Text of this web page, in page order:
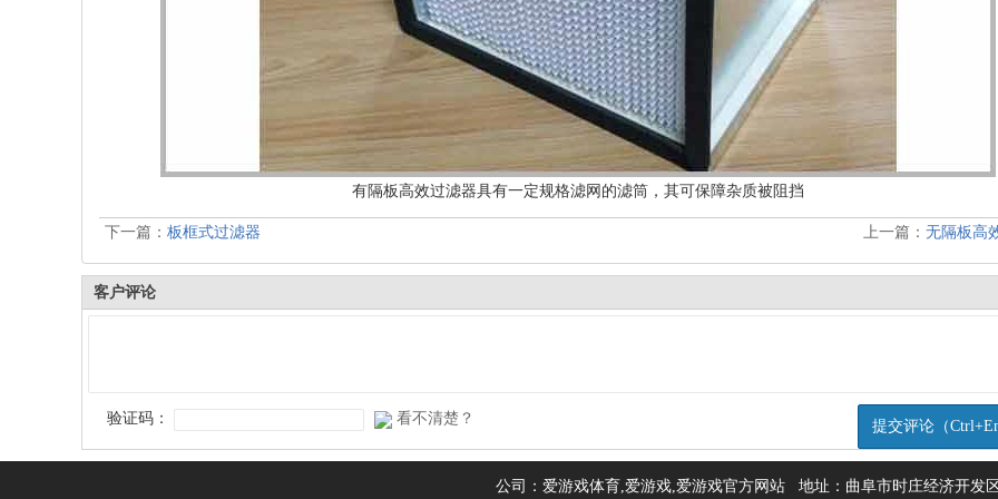
有隔板高效过滤器具有一定规格滤网的滤筒，其可保障杂质被阻挡
下一篇： 板框式过滤器 上一篇： 无隔板高
客户评论
验证码： 看不清楚？
公司：爱游戏体育,爱游戏,爱游戏官方网站 地址：曲阜市时庄经济开发区